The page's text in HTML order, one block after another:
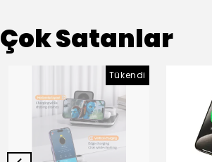
Çok Satanlar
Tükendi